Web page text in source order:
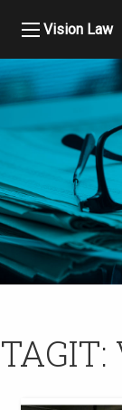
Vision Law
TAGIT: